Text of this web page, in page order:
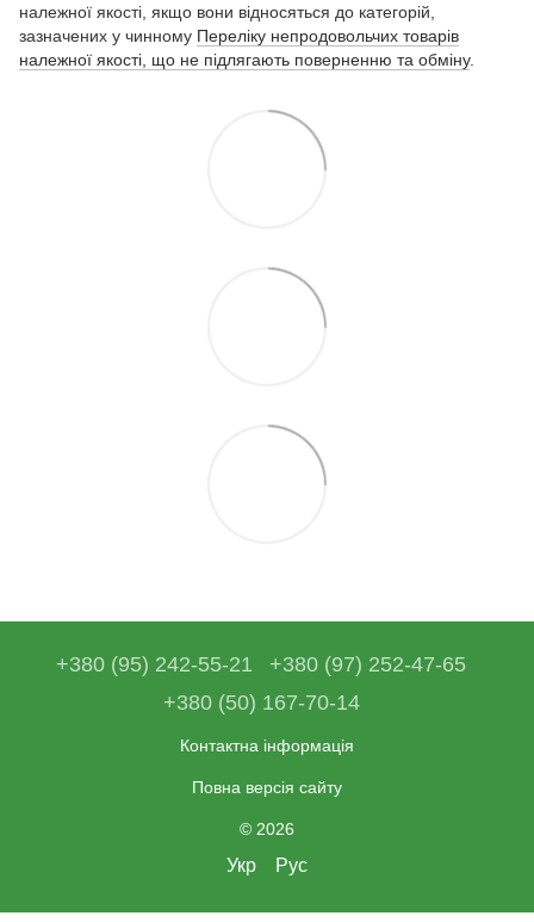
належної якості, якщо вони відносяться до категорій,
зазначених у чинному Переліку непродовольчих товарів
належної якості, що не підлягають поверненню та обміну.
+380 (95) 242-55-21
+380 (97) 252-47-65
+380 (50) 167-70-14
Контактна інформація
Повна версія сайту
© 2026
Укр Рус